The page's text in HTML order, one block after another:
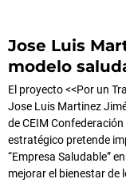
Jose Luis
modelo
El proyecto <<Por un
Jose Luis Martinez
de CEIM
estratégico pretende
“Empresa Saludable”
mejorar el bienestar de